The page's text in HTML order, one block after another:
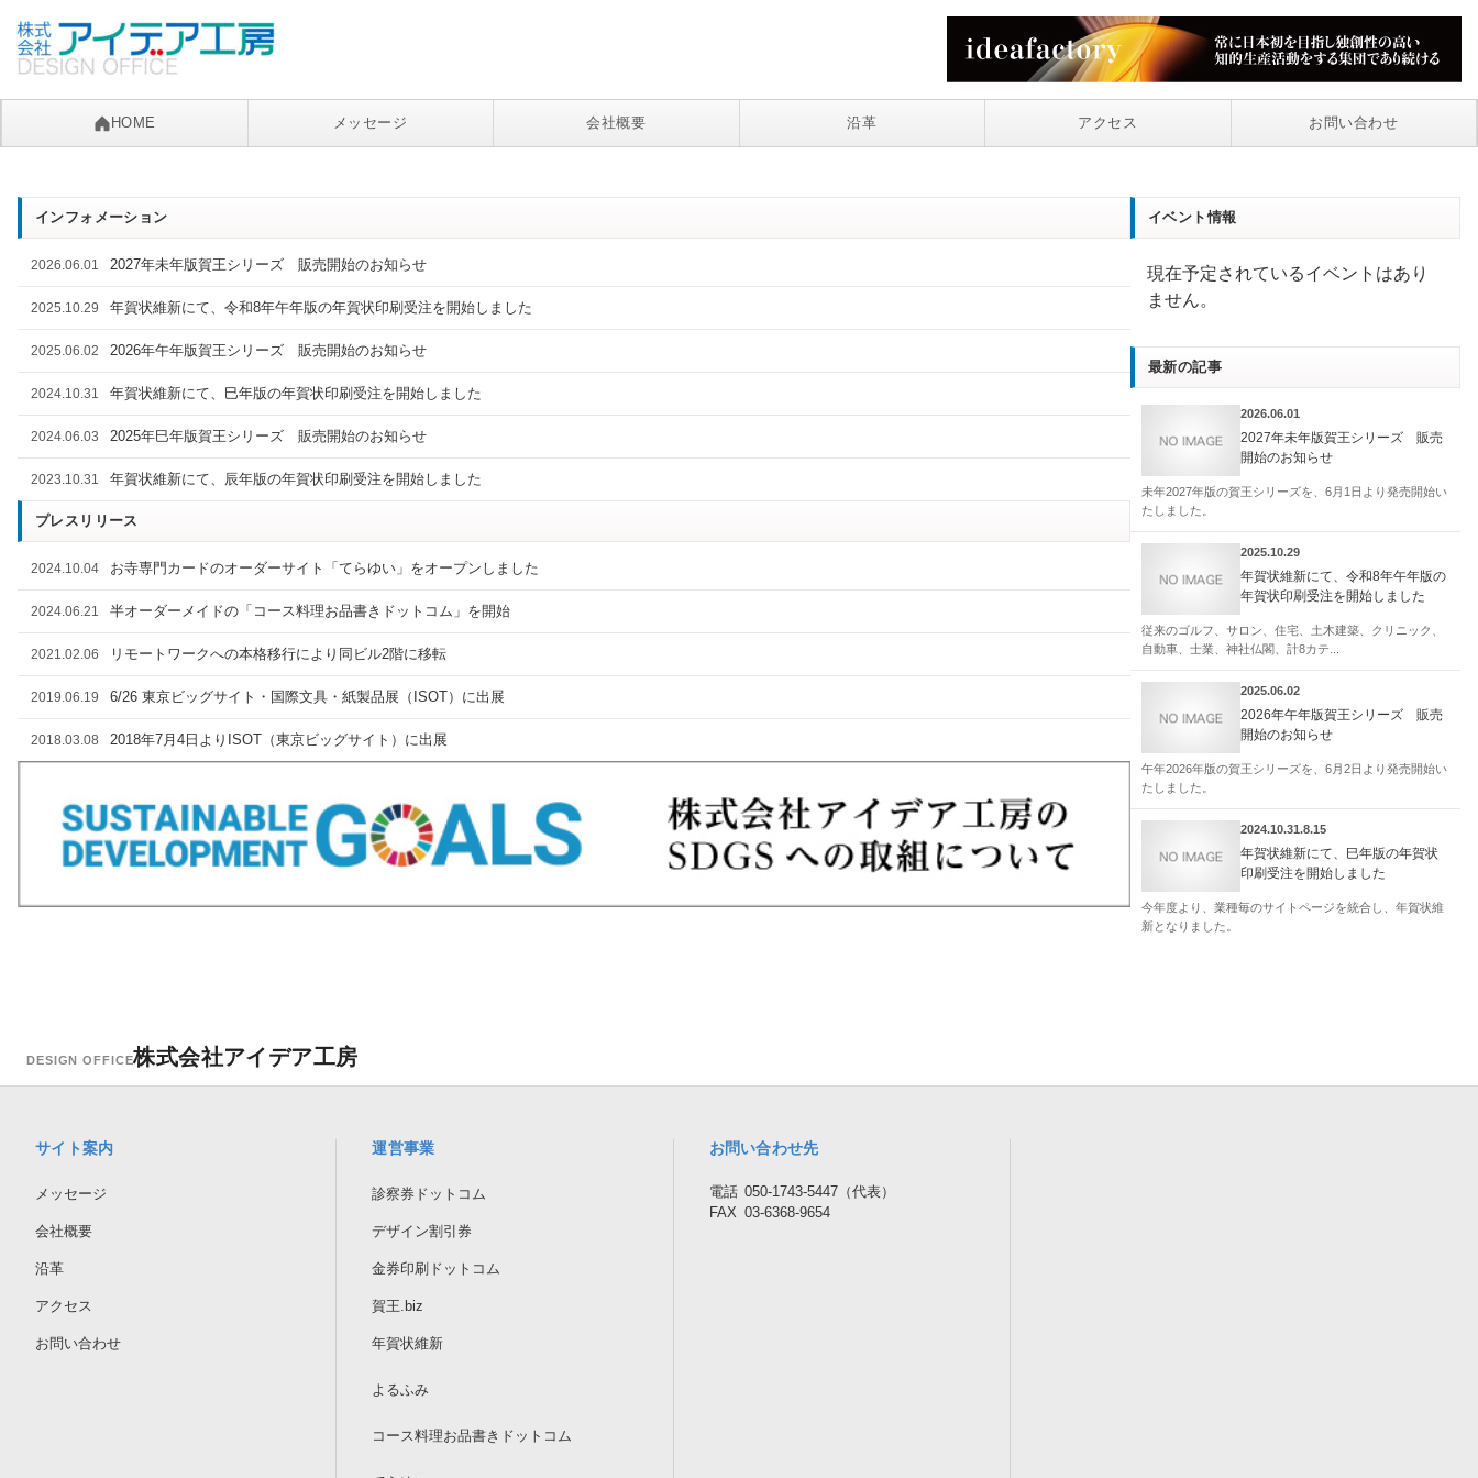
HOME メッセージ 会社概要 沿革 アクセス お問い合わせ
インフォメーション
2026.06.01 2027年未年版賀王シリーズ 販売開始のお知らせ
2025.10.29 年賀状維新にて、令和8年午年版の年賀状印刷受注を開始しました
2025.06.02 2026年午年版賀王シリーズ 販売開始のお知らせ
2024.10.31 年賀状維新にて、巳年版の年賀状印刷受注を開始しました
2024.06.03 2025年巳年版賀王シリーズ 販売開始のお知らせ
2023.10.31 年賀状維新にて、辰年版の年賀状印刷受注を開始しました
プレスリリース
2024.10.04 お寺専門カードのオーダーサイト「てらゆい」をオープンしました
2024.06.21 半オーダーメイドの「コース料理お品書きドットコム」を開始
2021.02.06 リモートワークへの本格移行により同ビル2階に移転
2019.06.19 6/26 東京ビッグサイト・国際文具・紙製品展（ISOT）に出展
2018.03.08 2018年7月4日よりISOT（東京ビッグサイト）に出展
イベント情報
現在予定されているイベントはあり
ません。
最新の記事
2026.06.01
2027年未年版賀王シリーズ 販売
開始のお知らせ
未年2027年版の賀王シリーズを、6月1日より発売開始い
たしました。
2025.10.29
年賀状維新にて、令和8年午年版の
年賀状印刷受注を開始しました
従来のゴルフ、サロン、住宅、土木建築、クリニック、
自動車、士業、神社仏閣、計8カテ...
2025.06.02
2026年午年版賀王シリーズ 販売
開始のお知らせ
午年2026年版の賀王シリーズを、6月2日より発売開始い
たしました。
2024.10.31.8.15
年賀状維新にて、巳年版の年賀状
印刷受注を開始しました
今年度より、業種毎のサイトページを統合し、年賀状維
新となりました。
DESIGN OFFICE株式会社アイデア工房
サイト案内
メッセージ
会社概要
沿革
アクセス
お問い合わせ
運営事業
診察券ドットコム
デザイン割引券
金券印刷ドットコム
賀王.biz
年賀状維新
よるふみ
コース料理お品書きドットコム
お問い合わせ先
電話 050-1743-5447（代表）
FAX 03-6368-9654